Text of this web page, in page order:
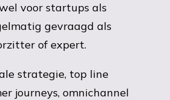
voor startups als
gevraagd als
of expert.
strategie, top line
journeys, omnichannel